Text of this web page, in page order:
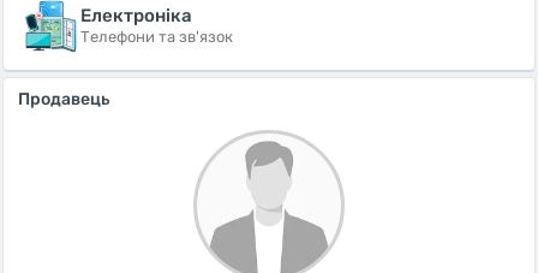
Електроніка
Телефони та зв'язок
Продавець